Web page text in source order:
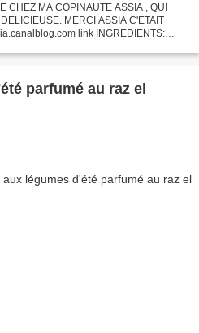
CHEZ MA COPINAUTE ASSIA , QUI
MERCI ASSIA C'ETAIT
link INGREDIENTS:
parfumé au raz el